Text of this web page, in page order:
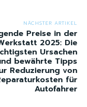
NÄCHSTER ARTIKEL
Preise in der
2025: Die
Ursachen
bewährte Tipps
Reduzierung von
für
Autofahrer